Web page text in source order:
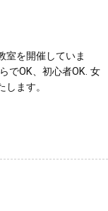
ガは“ヨガを身近なも
ための小さなヨガ教
セプトを案内して